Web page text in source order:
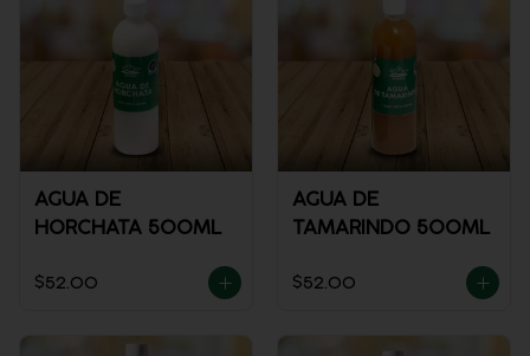
AGUA DE
HORCHATA 500ML
$52.00
AGUA DE
TAMARINDO 500ML
$52.00